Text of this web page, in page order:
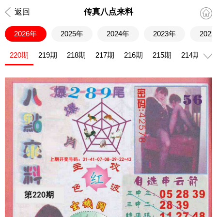
返回 传真八点来料
2026年 2025年 2024年 2023年 2022
220期 219期 218期 217期 216期 215期 214期